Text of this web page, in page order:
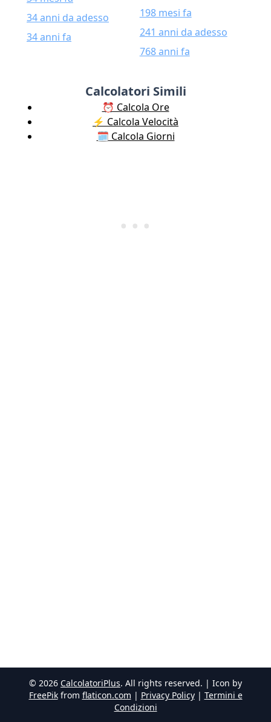
34 anni da adesso
34 anni fa
198 mesi fa
241 anni da adesso
768 anni fa
Calcolatori Simili
⏰ Calcola Ore
⚡️ Calcola Velocità
🗓️ Calcola Giorni
© 2026 CalcolatoriPlus. All rights reserved. | Icon by
FreePik from flaticon.com | Privacy Policy| Termini e
Condizioni